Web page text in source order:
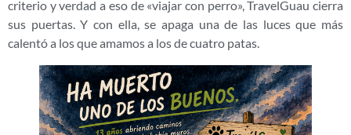
criterio y verdad a eso de «viajar con perro», TravelGuau cierra
sus puertas. Y con ella, se apaga una de las luces que más
calentó a los que amamos a los de cuatro patas.